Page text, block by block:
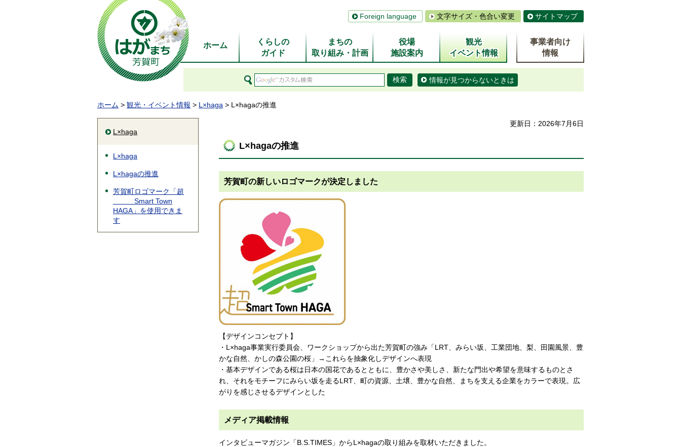
Foreign language 文字サイズ・色合い変更 サイトマップ
ホーム
くらしの
ガイド
まちの
取り組み・計画
役場
施設案内
観光
イベント情報
事業者向け
情報
情報が見つからないときは
ホーム > 観光・イベント情報 > L×haga > L×hagaの推進
L×haga
L×haga
L×hagaの推進
芳賀町ロゴマーク「超
＿＿＿Smart Town
HAGA」を使用できま
す
更新日：2026年7月6日
L×hagaの推進
芳賀町の新しいロゴマークが決定しました
【デザインコンセプト】
・L×haga事業実行委員会、ワークショップから出た芳賀町の強み「LRT、みらい坂、工業団地、梨、田園風景、豊
かな自然、かしの森公園の桜」→これらを抽象化しデザインへ表現
・基本デザインである桜は日本の国花であるとともに、豊かさや美しさ、新たな門出や希望を意味するものとさ
れ、それをモチーフにみらい坂を走るLRT、町の資源、土壌、豊かな自然、まちを支える企業をカラーで表現。広
がりを感じさせるデザインとした
メディア掲載情報
インタビューマガジン「B.S.TIMES」からL×hagaの取り組みを取材いただきました。